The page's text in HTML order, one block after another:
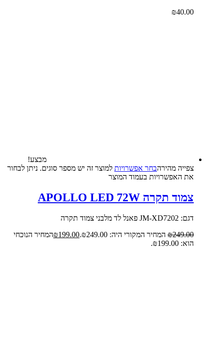
₪40.00
מבצע!
צפייה‬ ‫מהירה‬בחר אפשרויות למוצר זה יש מספר סוגים. ניתן לבחור
את האפשרויות בעמוד המוצר
צמוד תקרה APOLLO LED 72W
דגם: JM-XD7202 פאנל לד מלבני צמוד תקרה
₪249.00 המחיר המקורי היה: ₪249.00. ₪199.00
המחיר הנוכחי
הוא: ₪199.00.